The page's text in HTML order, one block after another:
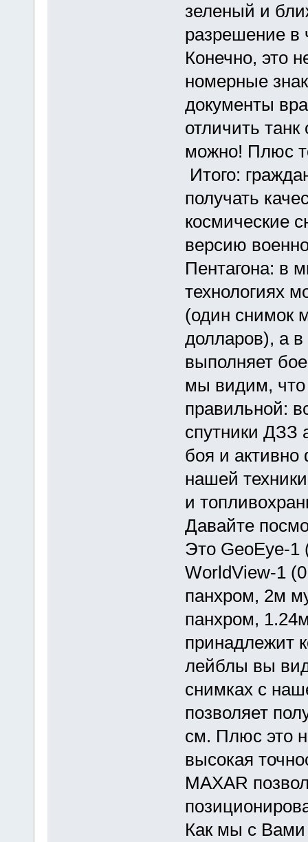
зеленый и
разрешение в
Конечно, это
номерные
документы
отличить
можно! Плюс
Итого:
получать
космические
версию
Пентагона: в
технологиях
(один снимок
долларов), а
выполняет
мы видим, что
правильной:
спутники ДЗЗ
боя и
нашей
и
Давайте
Это GeoEye-1
WorldView-1
панхром, 2м
панхром,
принадлежит
лейблы вы
снимках с
позволяет
см. Плюс это
высокая
МАХАR
Как мы с